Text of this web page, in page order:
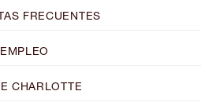
FRECUENTES
EMPLEO
CHARLOTTE